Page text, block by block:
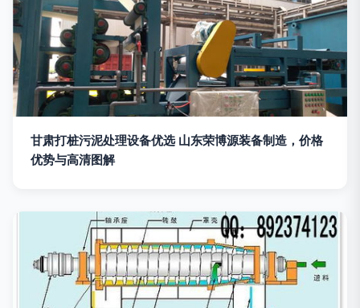
甘肃打桩污泥处理设备优选 山东荣博源装备制造，价格
优势与高清图解